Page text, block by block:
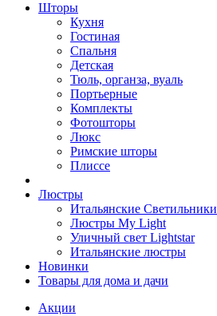
Шторы
Кухня
Гостиная
Спальня
Детская
Тюль, органза, вуаль
Портьерные
Комплекты
Фотошторы
Люкс
Римские шторы
Плиссе
Люстры
Итальянские Светильники
Люстры My Light
Уличный свет Lightstar
Итальянские люстры
Новинки
Товары для дома и дачи
Акции